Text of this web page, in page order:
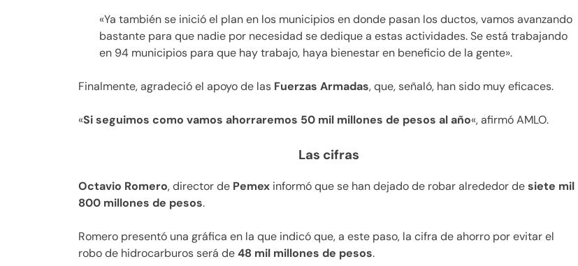
«Ya también se inició el plan en los municipios en donde pasan los ductos, vamos avanzando
bastante para que nadie por necesidad se dedique a estas actividades. Se está trabajando
en 94 municipios para que hay trabajo, haya bienestar en beneficio de la gente».
Finalmente, agradeció el apoyo de las Fuerzas Armadas, que, señaló, han sido muy eficaces.
«Si seguimos como vamos ahorraremos 50 mil millones de pesos al año«, afirmó AMLO.
Las cifras
Octavio Romero, director de Pemex informó que se han dejado de robar alrededor desiete mil
800 millones de pesos.
Romero presentó una gráfica en la que indicó que, a este paso, la cifra de ahorro por evitar el
robo de hidrocarburos será de48 mil millones de pesos.